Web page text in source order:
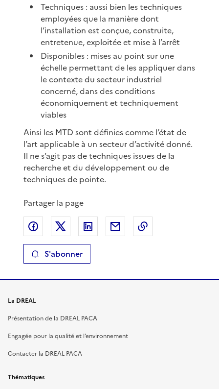
Techniques : aussi bien les techniques
employées que la manière dont
l’installation est conçue, construite,
entretenue, exploitée et mise à l’arrêt
Disponibles : mises au point sur une
échelle permettant de les appliquer dans
le contexte du secteur industriel
concerné, dans des conditions
économiquement et techniquement
viables
Ainsi les MTD sont définies comme l’état de
l’art applicable à un secteur d’activité donné.
Il ne s’agit pas de techniques issues de la
recherche et du développement ou de
techniques de pointe.
Partager la page
Partager sur Facebook
Partager sur XPartager sur LinkedIn
Partager par email
S'abonner
La DREAL
Présentation de la DREAL PACA
Engagée pour la qualité et l’environnement
Contacter la DREAL PACA
Thématiques